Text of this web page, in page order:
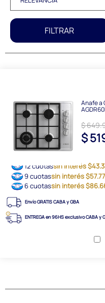
FILTRAR
Anafe a
$
$
12 cuotassin interés
9 cuotassin interés
6 cuotassin interés
Envío GRATIS CABA y GBA
ENTREGA en 96HS exclusivo CABA y